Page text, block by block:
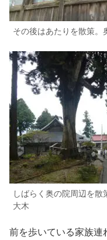
その後はあたりを散策。
しばらく奥の院周辺を
大木
前を歩いている家族連